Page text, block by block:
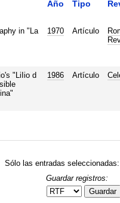
Año Tipo
in "La
1970 Artículo
"LiIio d
1986 Artículo
Sólo las entradas seleccionadas:
Guardar registros:
Guardar